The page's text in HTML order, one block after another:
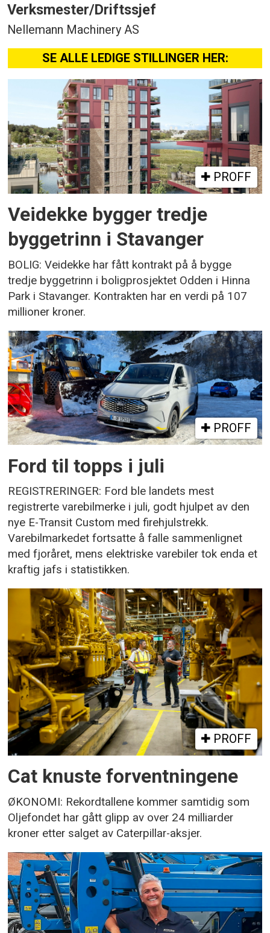
Verksmester/Driftssjef
Nellemann Machinery AS
SE ALLE LEDIGE STILLINGER HER:
PROFF
Veidekke bygger tredje
byggetrinn i Stavanger
BOLIG: Veidekke har fått kontrakt på å bygge
tredje byggetrinn i boligprosjektet Odden i Hinna
Park i Stavanger. Kontrakten har en verdi på 107
millioner kroner.
PROFF
Ford til topps i juli
REGISTRERINGER: Ford ble landets mest
registrerte varebilmerke i juli, godt hjulpet av den
nye E-Transit Custom med firehjulstrekk.
Varebilmarkedet fortsatte å falle sammenlignet
med fjoråret, mens elektriske varebiler tok enda et
kraftig jafs i statistikken.
PROFF
Cat knuste forventningene
ØKONOMI: Rekordtallene kommer samtidig som
Oljefondet har gått glipp av over 24 milliarder
kroner etter salget av Caterpillar-aksjer.